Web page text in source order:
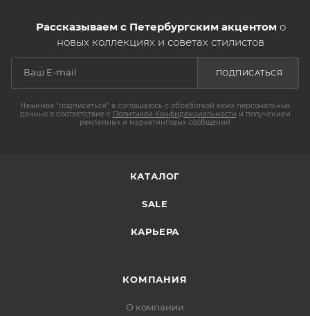
Рассказываем с Петербургским акцентом о
новых коллекциях и советах стилистов
ПОДПИСАТЬСЯ
Нажимая "подписаться" я соглашаюсь с обработкой моих персональных
данных в соответствие с Политикой Конфиденциальности и получением
рекламных и маркетинговых сообщений
КАТАЛОГ
SALE
КАРЬЕРА
КОМПАНИЯ
О компании